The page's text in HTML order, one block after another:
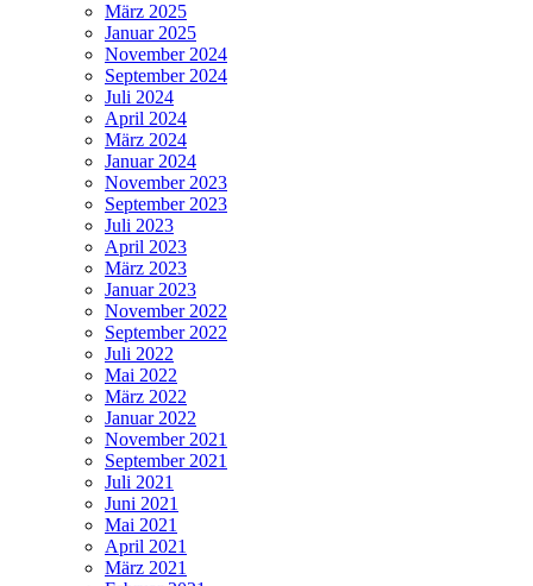
März 2025
Januar 2025
November 2024
September 2024
Juli 2024
April 2024
März 2024
Januar 2024
November 2023
September 2023
Juli 2023
April 2023
März 2023
Januar 2023
November 2022
September 2022
Juli 2022
Mai 2022
März 2022
Januar 2022
November 2021
September 2021
Juli 2021
Juni 2021
Mai 2021
April 2021
März 2021